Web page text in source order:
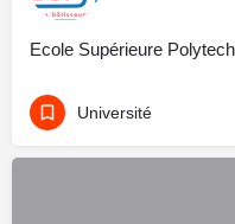
Ecole Supérieure
Université